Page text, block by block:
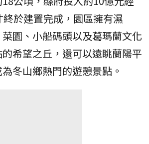
於建置完成，園區擁有濕
園、小船碼頭以及葛瑪蘭文化
希望之丘，還可以遠眺蘭陽平
冬山鄉熱門的遊憩景點。